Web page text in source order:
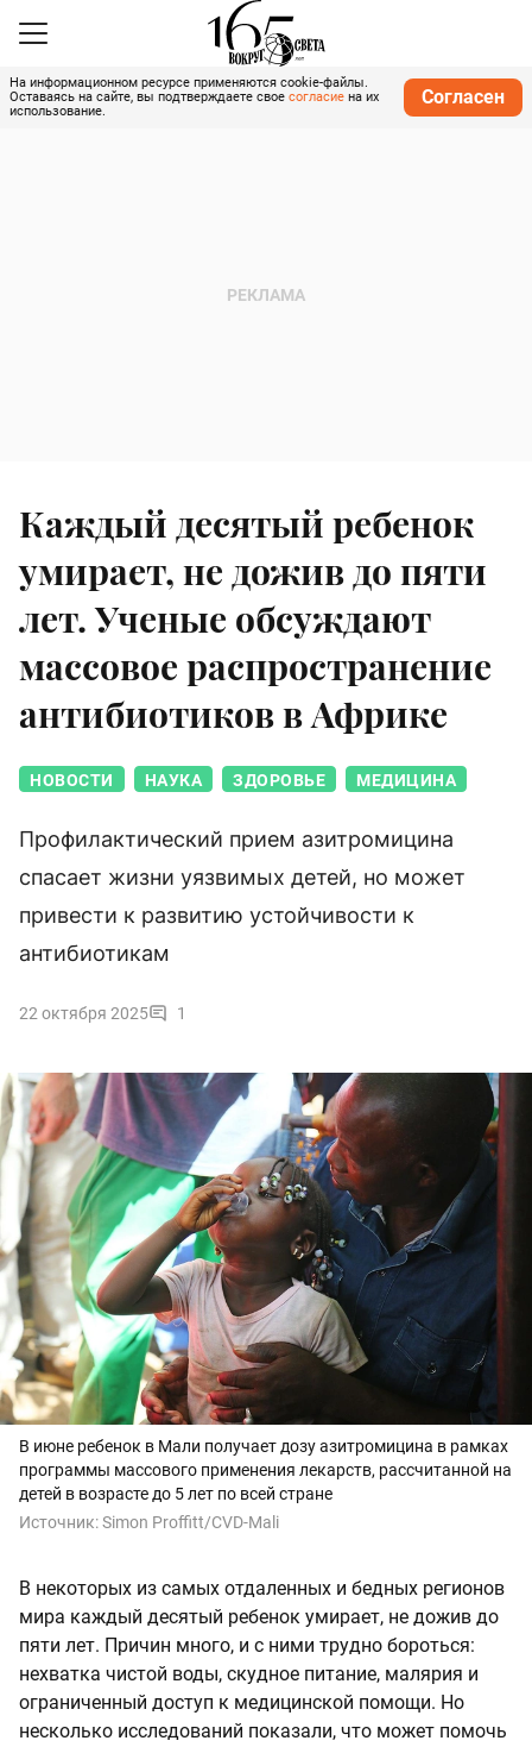
На информационном ресурсе применяются cookie-файлы.
Оставаясь на сайте, вы подтверждаете свое согласие на их
использование.
Согласен
Каждый десятый ребенок
умирает, не дожив до пяти
лет. Ученые обсуждают
массовое распространение
антибиотиков в Африке
НОВОСТИ НАУКА ЗДОРОВЬЕ МЕДИЦИНА
Профилактический прием азитромицина
спасает жизни уязвимых детей, но может
привести к развитию устойчивости к
антибиотикам
22 октября 2025 1
В июне ребенок в Мали получает дозу азитромицина в рамках
программы массового применения лекарств, рассчитанной на
детей в возрасте до 5 лет по всей стране
Источник:Simon Proffitt/CVD-Mali
В некоторых из самых отдаленных и бедных регионов
мира каждый десятый ребенок умирает, не дожив до
пяти лет. Причин много, и с ними трудно бороться:
нехватка чистой воды, скудное питание, малярия и
ограниченный доступ к медицинской помощи. Но
несколько исследований показали, что может помочь